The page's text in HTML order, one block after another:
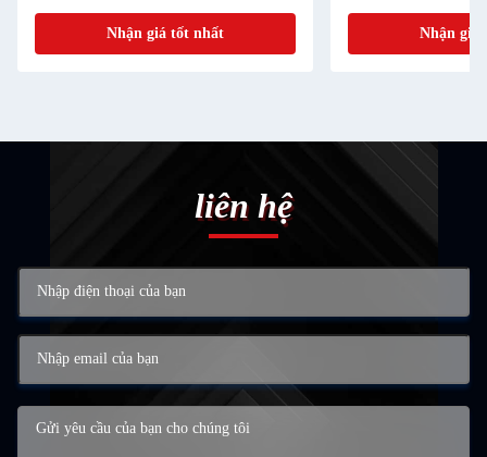
Nhận giá tốt nhất Nhận giá
liên hệ